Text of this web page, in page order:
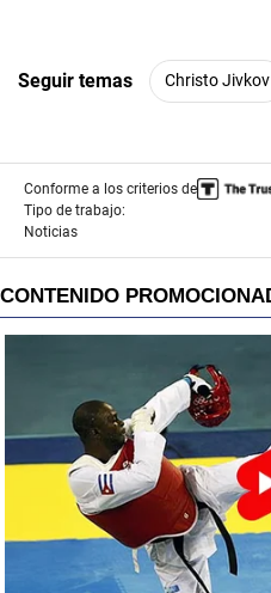
Seguir temas Christo Jivkov
Conforme a los criterios de
Tipo de trabajo:
Noticias